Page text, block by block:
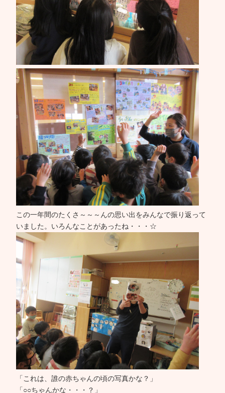
この一年間のたくさ～～～んの思い出をみんなで振り返って
いました。いろんなことがあったね・・・☆
「これは、誰の赤ちゃんの頃の写真かな？」
「○○ちゃんかな・・・？」